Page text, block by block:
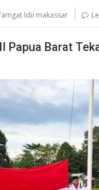
ldii makassar
Papua Barat